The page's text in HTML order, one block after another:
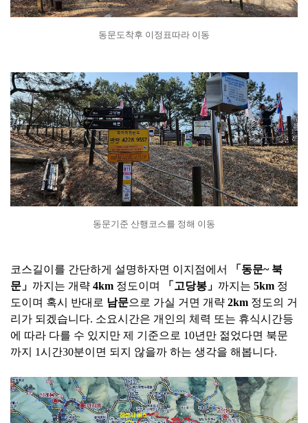
동문도착후 이정표따라 이동
동문기준 산행코스를 정해 이동
코스길이를 간단하게 설명하자면 이지점에서
「동문~ 북
문」 까지는 개략 4km 정도이며 「고당봉」 까지는 5km 정
도이며 혹시 반대로 남문으로 가실 거면 개략 2km 정도의 거
리가 되겠습니다. 소요시간은 개인의 체력 또는 휴식시간등
에 따라 다를 수 있지만 제 기준으로 10년만 젊었다면 북문
까지 1시간30분이면 되지 않을까 하는 생각을 해봅니다.